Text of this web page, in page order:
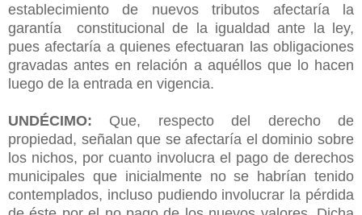
establecimiento de nuevos tributos afectaría la
garantía constitucional de la igualdad ante la ley,
pues afectaría a quienes efectuaran las obligaciones
gravadas antes en relación a aquéllos que lo hacen
luego de la entrada en vigencia.
UNDÉCIMO: Que, respecto del derecho de
propiedad, señalan que se afectaría el dominio sobre
los nichos, por cuanto involucra el pago de derechos
municipales que inicialmente no se habrían tenido
contemplados, incluso pudiendo involucrar la pérdida